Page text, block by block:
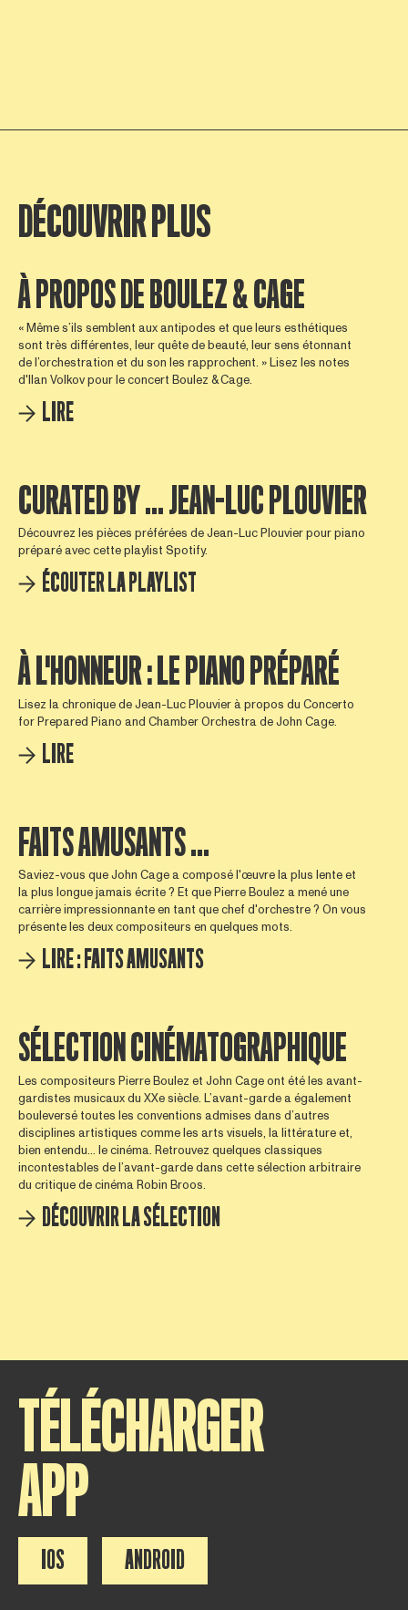
DÉCOUVRIR PLUS
À PROPOS DE BOULEZ & CAGE
« Même s’ils semblent aux antipodes et que leurs esthétiques
sont très différentes, leur quête de beauté, leur sens étonnant
de l’orchestration et du son les rapprochent. » Lisez les notes
d'Ilan Volkov pour le concert Boulez & Cage.
LIRE
CURATED BY ... JEAN-LUC PLOUVIER
Découvrez les pièces préférées de Jean-Luc Plouvier pour piano
préparé avec cette playlist Spotify.
ÉCOUTER LA PLAYLIST
À L'HONNEUR : LE PIANO PRÉPARÉ
Lisez la chronique de Jean-Luc Plouvier à propos du Concerto
for Prepared Piano and Chamber Orchestra de John Cage.
LIRE
FAITS AMUSANTS ...
Saviez-vous que John Cage a composé l'œuvre la plus lente et
la plus longue jamais écrite ? Et que Pierre Boulez a mené une
carrière impressionnante en tant que chef d'orchestre ? On vous
présente les deux compositeurs en quelques mots.
LIRE : FAITS AMUSANTS
SÉLECTION CINÉMATOGRAPHIQUE
Les compositeurs Pierre Boulez et John Cage ont été les avant-
gardistes musicaux du XXe siècle. L’avant-garde a également
bouleversé toutes les conventions admises dans d’autres
disciplines artistiques comme les arts visuels, la littérature et,
bien entendu... le cinéma. Retrouvez quelques classiques
incontestables de l’avant-garde dans cette sélection arbitraire
du critique de cinéma Robin Broos.
DÉCOUVRIR LA SÉLECTION
TÉLÉCHARGER
APP
IOS ANDROID